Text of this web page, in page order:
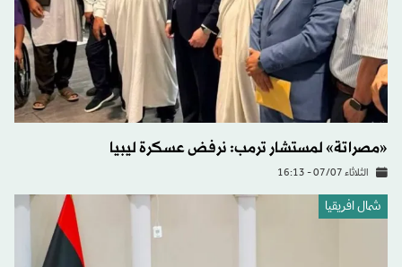
«مصراتة» لمستشار ترمب: نرفض عسكرة ليبيا
الثلاثاء 07/07 - 16:13
شمال افريقيا